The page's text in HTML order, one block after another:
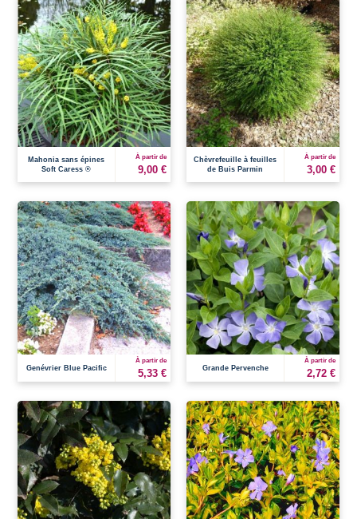
Mahonia sans épines
Soft Caress ®
À partir de
9,00 €
Chèvrefeuille à feuilles
de Buis Parmin
À partir de
3,00 €
Genévrier Blue Pacific
À partir de
5,33 € Grande Pervenche
À partir de
2,72 €